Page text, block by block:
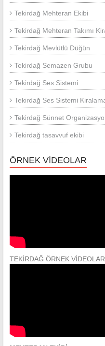
Tekirdağ Mehteran Ekibi
Tekirdağ Mehteran Takımı
Tekirdağ Mevlütlü Düğün
Tekirdağ Semazen Grubu
Tekirdağ Ses Sistemi
Tekirdağ Ses Sistemi
Tekirdağ Sünnet
Tekirdağ tasavvuf ekibi
ÖRNEK VİDEOLAR
TEKİRDAĞ ÖRNEK